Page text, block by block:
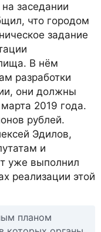
заседании
что городом
задание
В нём
разработки
они должны
2019 года.
рублей.
Эдилов,
и
уже выполнил
реализации этой
планом